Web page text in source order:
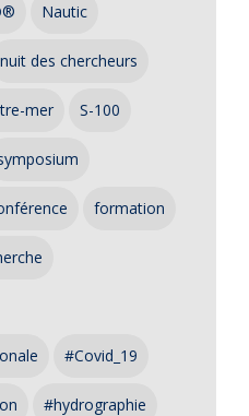
Nautic
nuit des chercheurs
mer S-100
formation
#Covid_19
#hydrographie